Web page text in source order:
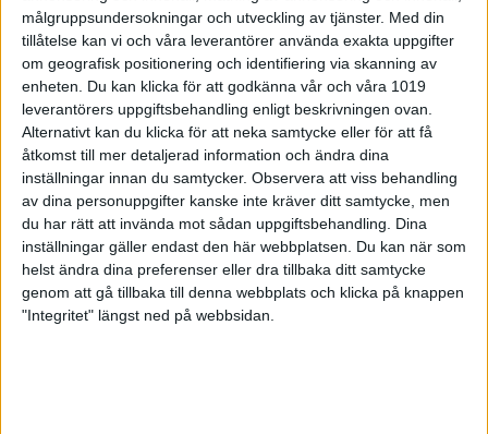
målgruppsundersokningar och utveckling av tjänster. Med din
tillåtelse kan vi och våra leverantörer använda exakta uppgifter
om geografisk positionering och identifiering via skanning av
enheten. Du kan klicka för att godkänna vår och våra 1019
leverantörers uppgiftsbehandling enligt beskrivningen ovan.
Alternativt kan du klicka för att neka samtycke eller för att få
åtkomst till mer detaljerad information och ändra dina
inställningar innan du samtycker. Observera att viss behandling
av dina personuppgifter kanske inte kräver ditt samtycke, men
du har rätt att invända mot sådan uppgiftsbehandling. Dina
inställningar gäller endast den här webbplatsen. Du kan när som
helst ändra dina preferenser eller dra tillbaka ditt samtycke
genom att gå tillbaka till denna webbplats och klicka på knappen
"Integritet" längst ned på webbsidan.
till vardags tjänstgörande som tränare på RIG Aleholm,
återigen upp fin form. I finalen vann han med hela fyra
helpoäng, vilket är ovanligt i denna sporten. Isac summerades
till 240,9 mot 236,9 för norrmannen Ole-Harald Aas. Förre
RIG-eleven Simon Sandén, numera kock i Sävsjö/Vrigstad
och tävlande för Aleholm, blev trea.
Med sina två segrar blev det Isac Ahlqvist som tog hem
pistolen från sponsorn Walther.
Tredje dagen gillt för Ture Thomsson
Bland herrjuniorerna i pistol har Christian Sternbrink tagit hem
guldet två dagar i rad, men på söndagen var det tredje
gången gillt för 14-årige Ture Thomsson från Krysseboda.
Ture tog kommandot från start och summerades till slut med